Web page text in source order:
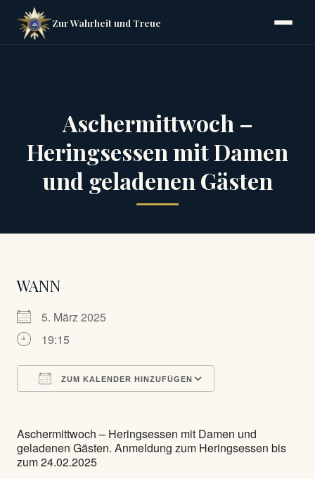
Zur Wahrheit und Treue
Aschermittwoch –
Heringsessen mit Damen
und geladenen Gästen
WANN
5. März 2025
19:15
ZUM KALENDER HINZUFÜGEN
Aschermittwoch – Heringsessen mit Damen und
geladenen Gästen. Anmeldung zum Heringsessen bis
zum 24.02.2025